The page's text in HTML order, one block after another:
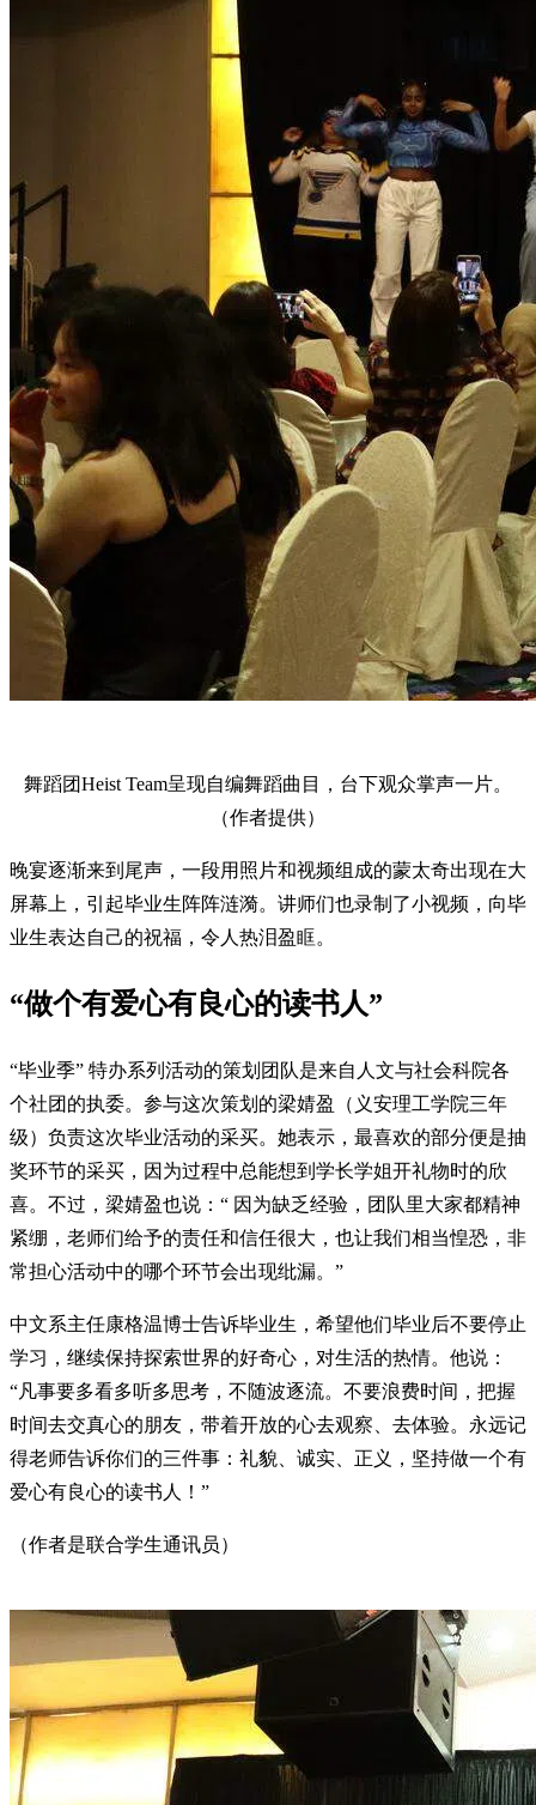
舞蹈团Heist Team呈现自编舞蹈曲目，台下观众掌声一片。
（作者提供）
晚宴逐渐来到尾声，一段用照片和视频组成的蒙太奇出现在大
屏幕上，引起毕业生阵阵涟漪。讲师们也录制了小视频，向毕
业生表达自己的祝福，令人热泪盈眶。
“做个有爱心有良心的读书人”
“毕业季” 特办系列活动的策划团队是来自人文与社会科院各
个社团的执委。参与这次策划的梁婧盈（义安理工学院三年
级）负责这次毕业活动的采买。她表示，最喜欢的部分便是抽
奖环节的采买，因为过程中总能想到学长学姐开礼物时的欣
喜。不过，梁婧盈也说：“ 因为缺乏经验，团队里大家都精神
紧绷，老师们给予的责任和信任很大，也让我们相当惶恐，非
常担心活动中的哪个环节会出现纰漏。”
中文系主任康格温博士告诉毕业生，希望他们毕业后不要停止
学习，继续保持探索世界的好奇心，对生活的热情。他说：
“凡事要多看多听多思考，不随波逐流。不要浪费时间，把握
时间去交真心的朋友，带着开放的心去观察、去体验。永远记
得老师告诉你们的三件事：礼貌、诚实、正义，坚持做一个有
爱心有良心的读书人！”
（作者是联合学生通讯员）